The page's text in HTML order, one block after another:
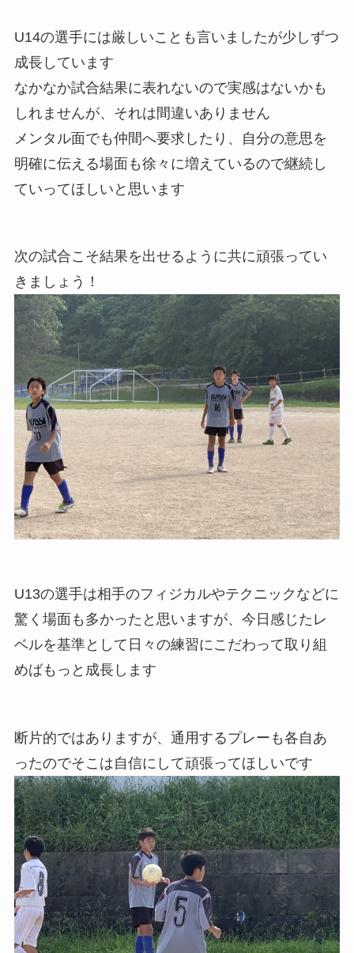
U14の選手には厳しいことも言いましたが少しずつ
成長しています
なかなか試合結果に表れないので実感はないかも
しれませんが、それは間違いありません
メンタル面でも仲間へ要求したり、自分の意思を
明確に伝える場面も徐々に増えているので継続し
ていってほしいと思います
次の試合こそ結果を出せるように共に頑張ってい
きましょう！
U13の選手は相手のフィジカルやテクニックなどに
驚く場面も多かったと思いますが、今日感じたレ
ベルを基準として日々の練習にこだわって取り組
めばもっと成長します
断片的ではありますが、通用するプレーも各自あ
ったのでそこは自信にして頑張ってほしいです